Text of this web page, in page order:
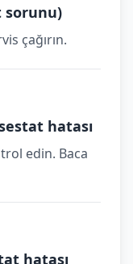
sorunu)
çağırın.
hatası
edin. Baca
hatası